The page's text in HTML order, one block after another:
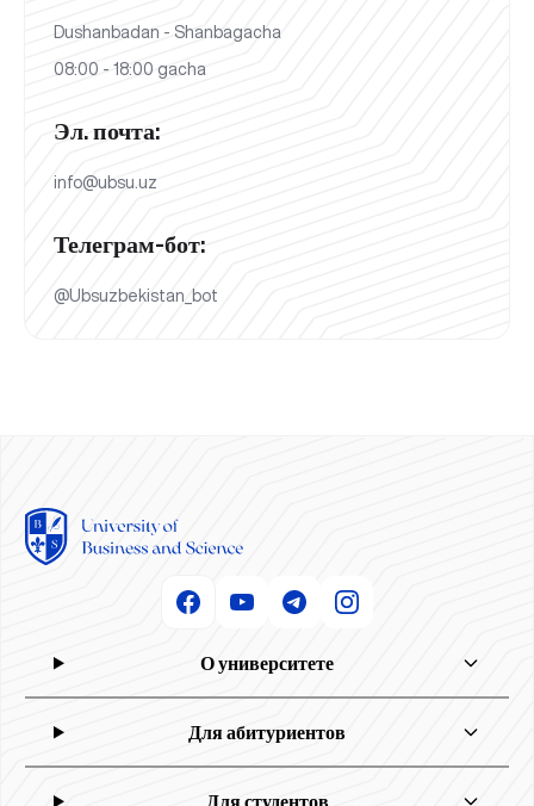
Dushanbadan - Shanbagacha
08:00 - 18:00 gacha
Эл. почта:
info@ubsu.uz
Телеграм-бот:
@Ubsuzbekistan_bot
О университете
Для абитуриентов
Для студентов